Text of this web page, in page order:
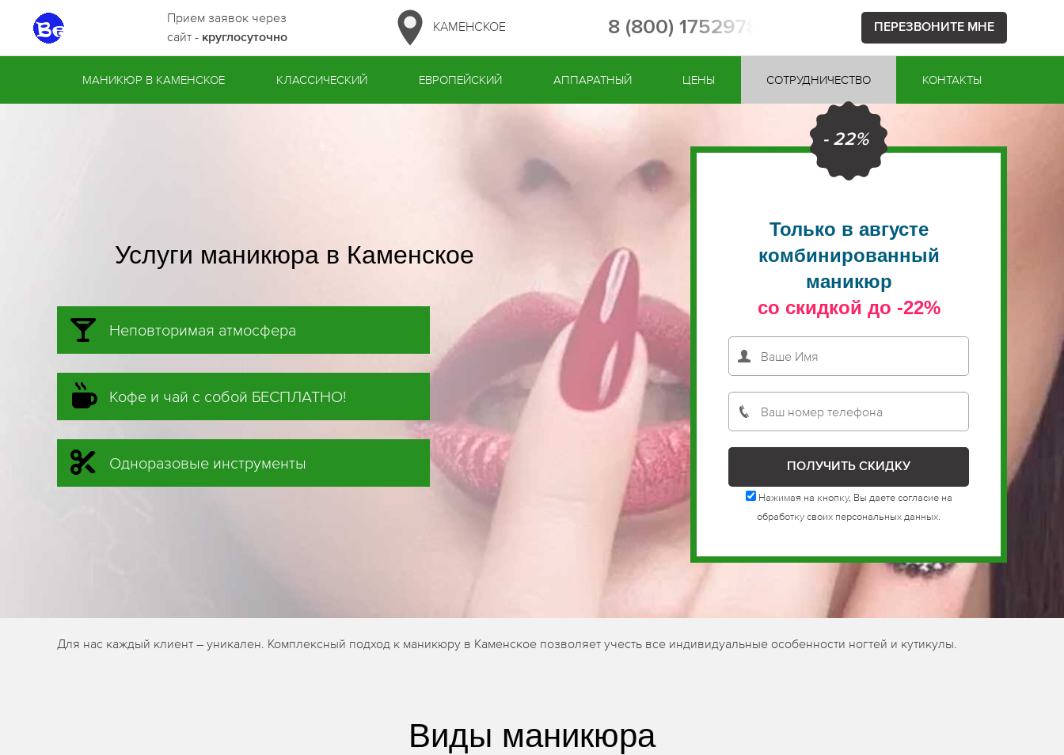
Прием заявок через
сайт - круглосуточно
КАМЕНСКОЕ 8 (800) 1752978 ПЕРЕЗВОНИТЕ МНЕ
МАНИКЮР В КАМЕНСКОЕ КЛАССИЧЕСКИЙ ЕВРОПЕЙСКИЙ АППАРАТНЫЙ ЦЕНЫ СОТРУДНИЧЕСТВО КОНТАКТЫ
Услуги маникюра в Каменское
Неповторимая атмосфера
Кофе и чай с собой БЕСПЛАТНО!
Одноразовые инструменты
- 22%
Только в августе
комбинированный
маникюр
со скидкой до -22%
Нажимая на кнопку, Вы даете согласие на
обработку своих персональных данных.
Для нас каждый клиент – уникален. Комплексный подход к маникюру в Каменское позволяет учесть все индивидуальные особенности ногтей и кутикулы.
Виды маникюра